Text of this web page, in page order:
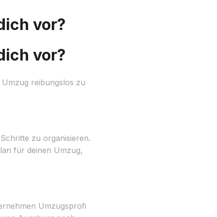
vor?
vor?
reibungslos zu
zu organisieren.
für deinen Umzug,
Umzugsprofi